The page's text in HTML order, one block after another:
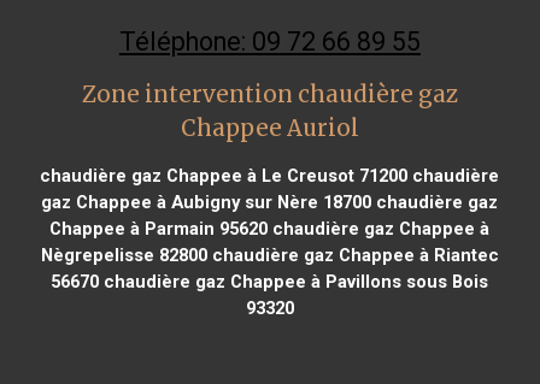
Téléphone: 09 72 66 89 55
Zone intervention chaudière gaz
Chappee Auriol
chaudière gaz Chappee à Le Creusot 71200 chaudière
gaz Chappee à Aubigny sur Nère 18700 chaudière gaz
Chappee à Parmain 95620 chaudière gaz Chappee à
Nègrepelisse 82800chaudière gaz Chappee à Riantec
56670 chaudière gaz Chappee à Pavillons sous Bois
93320